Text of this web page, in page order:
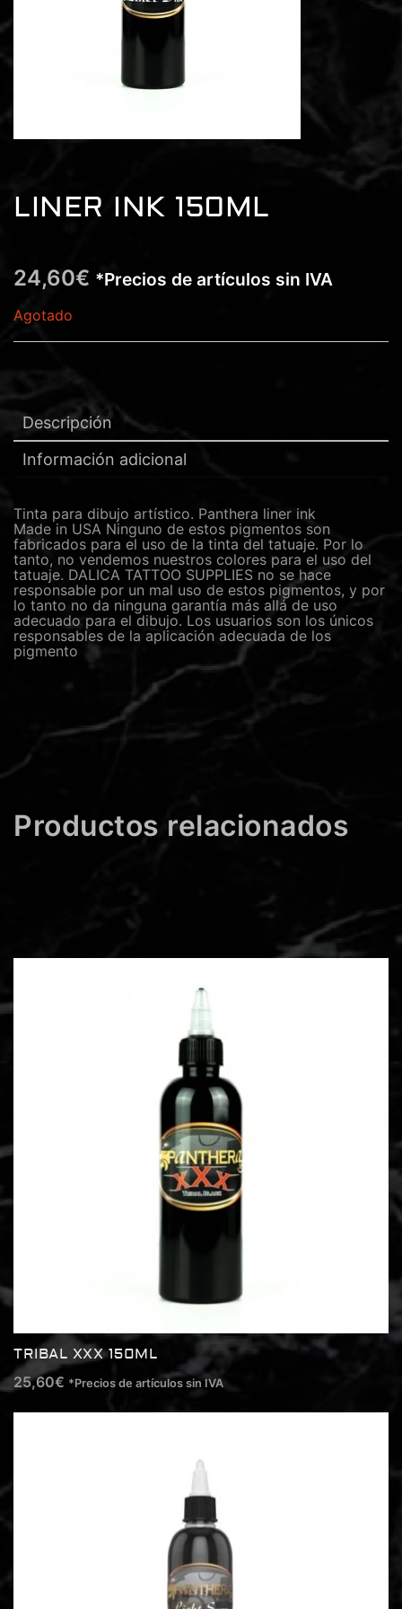
LINER INK 150ML
24,60€ *Precios de artículos sin IVA
Agotado
Descripción
Información adicional
Tinta para dibujo artístico. Panthera liner ink
Made in USA Ninguno de estos pigmentos son
fabricados para el uso de la tinta del tatuaje. Por lo
tanto, no vendemos nuestros colores para el uso del
tatuaje. DALICA TATTOO SUPPLIES no se hace
responsable por un mal uso de estos pigmentos, y por
lo tanto no da ninguna garantía más allá de uso
adecuado para el dibujo. Los usuarios son los únicos
responsables de la aplicación adecuada de los
pigmento
Productos relacionados
TRIBAL XXX 150ML
25,60€ *Precios de artículos sin IVA